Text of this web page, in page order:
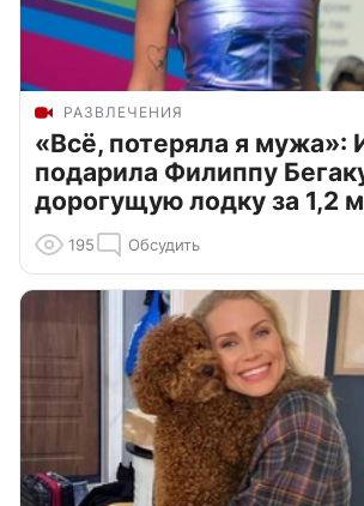
РАЗВЛЕЧЕНИЯ
«Всё, потеряла я мужа»:
подарила Филиппу
дорогущую лодку за 1,2
195 Обсудить